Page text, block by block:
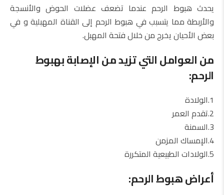
يحدث هبوط الرحم عندما تضعف عضلات الحوض والأنسجة
والأربطة مما يتسبب في هبوط الرحم إلى القناة المهبلية و في
بعض الأحيان يخرج من خلال فتحة المهبل.
من العوامل التي تزيد من الإصابة بهبوط
الرحم:
1.الولادة
2.تقدم العمر
3.السمنة
4.الإمساك المزمن
5.الولادات الطبيعية المتكررة
أعراض هبوط الرحم: